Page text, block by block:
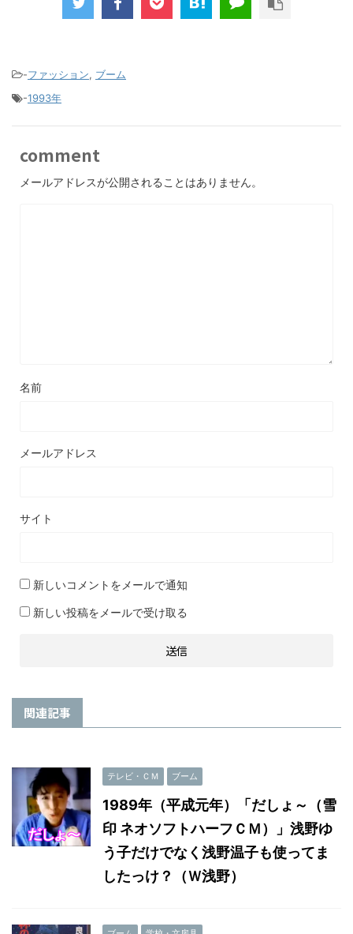
-ファッション, ブーム
-1993年
comment
メールアドレスが公開されることはありません。
名前
メールアドレス
サイト
新しいコメントをメールで通知
新しい投稿をメールで受け取る
関連記事
テレビ・ＣＭ ブーム
1989年（平成元年）「だしょ～（雪
印 ネオソフトハーフＣＭ）」浅野ゆ
う子だけでなく浅野温子も使ってま
したっけ？（Ｗ浅野）